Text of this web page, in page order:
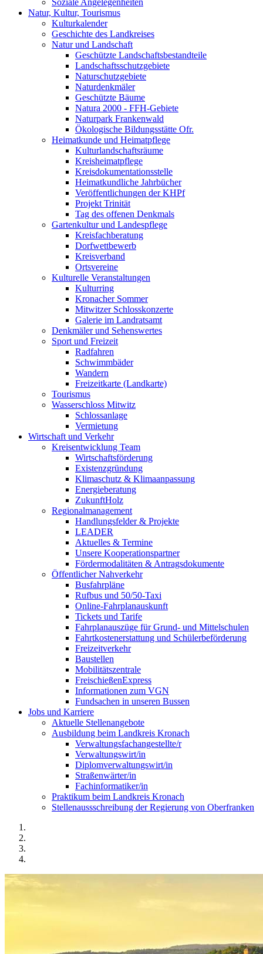
Soziale Angelegenheiten
Natur, Kultur, Tourismus
Kulturkalender
Geschichte des Landkreises
Natur und Landschaft
Geschützte Landschaftsbestandteile
Landschaftsschutzgebiete
Naturschutzgebiete
Naturdenkmäler
Geschützte Bäume
Natura 2000 - FFH-Gebiete
Naturpark Frankenwald
Ökologische Bildungsstätte Ofr.
Heimatkunde und Heimatpflege
Kulturlandschaftsräume
Kreisheimatpflege
Kreisdokumentationsstelle
Heimatkundliche Jahrbücher
Veröffentlichungen der KHPf
Projekt Trinität
Tag des offenen Denkmals
Gartenkultur und Landespflege
Kreisfachberatung
Dorfwettbewerb
Kreisverband
Ortsvereine
Kulturelle Veranstaltungen
Kulturring
Kronacher Sommer
Mitwitzer Schlosskonzerte
Galerie im Landratsamt
Denkmäler und Sehenswertes
Sport und Freizeit
Radfahren
Schwimmbäder
Wandern
Freizeitkarte (Landkarte)
Tourismus
Wasserschloss Mitwitz
Schlossanlage
Vermietung
Wirtschaft und Verkehr
Kreisentwicklung Team
Wirtschaftsförderung
Existenzgründung
Klimaschutz & Klimaanpassung
Energieberatung
ZukunftHolz
Regionalmanagement
Handlungsfelder & Projekte
LEADER
Aktuelles & Termine
Unsere Kooperationspartner
Fördermodalitäten & Antragsdokumente
Öffentlicher Nahverkehr
Busfahrpläne
Rufbus und 50/50-Taxi
Online-Fahrplanauskunft
Tickets und Tarife
Fahrplanauszüge für Grund- und Mittelschulen
Fahrtkostenerstattung und Schülerbeförderung
Freizeitverkehr
Baustellen
Mobilitätszentrale
FreischießenExpress
Informationen zum VGN
Fundsachen in unseren Bussen
Jobs und Karriere
Aktuelle Stellenangebote
Ausbildung beim Landkreis Kronach
Verwaltungsfachangestellte/r
Verwaltungswirt/in
Diplomverwaltungswirt/in
Straßenwärter/in
Fachinformatiker/in
Praktikum beim Landkreis Kronach
Stellenaussschreibung der Regierung von Oberfranken